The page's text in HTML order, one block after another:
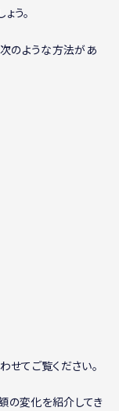
う。
次のような方法があ
せてご覧ください。
の変化を紹介してき